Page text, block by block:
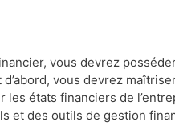
vous devrez
d’abord, vous devrez
les états financiers de
et des outils de gestion